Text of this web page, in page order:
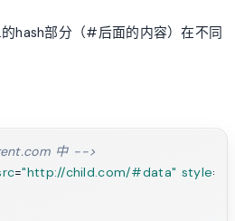
hash部分（#后面的内容）在不同
中 -->
="http://child.com/#data" style=